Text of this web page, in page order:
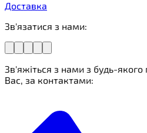
Доставка
Зв'язатися з нами:
Зв'яжіться з нами з будь-
Вас, за контактами: